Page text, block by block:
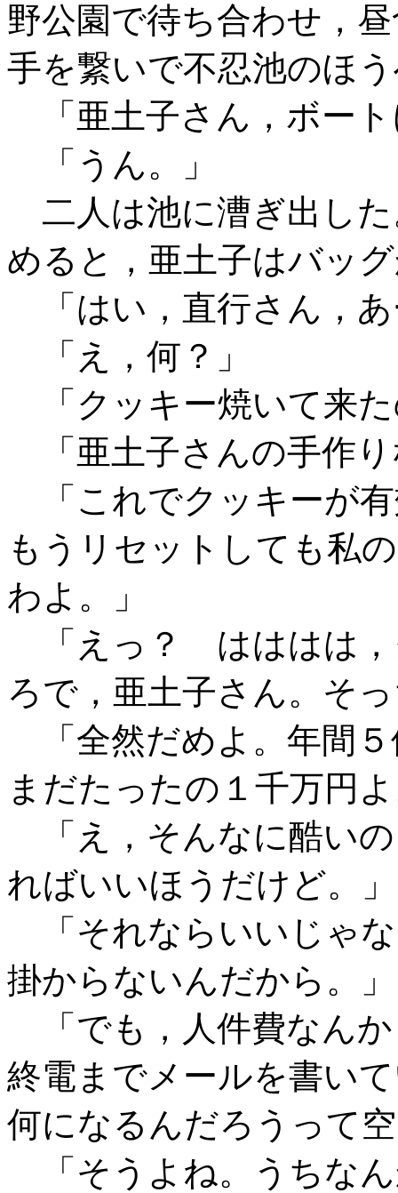
野公園で待ち合わせ，
手を繋いで不忍池のほ
「亜土子さん，ボー
「うん。」
二人は池に漕ぎ出し
めると，亜土子はバッ
「はい，直行さん，
「え，何？」
「クッキー焼いて来
「亜土子さんの手作
「これでクッキーが
もうリセットしても私
わよ。」
「えっ？ はははは，
ろで，亜土子さん。そ
「全然だめよ。年間
まだたったの１千万円
「え，そんなに酷い
ればいいほうだけど。」
「それならいいじゃ
掛からないんだから。」
「でも，人件費なん
終電までメールを書い
何になるんだろうって
「そうよね。うちな